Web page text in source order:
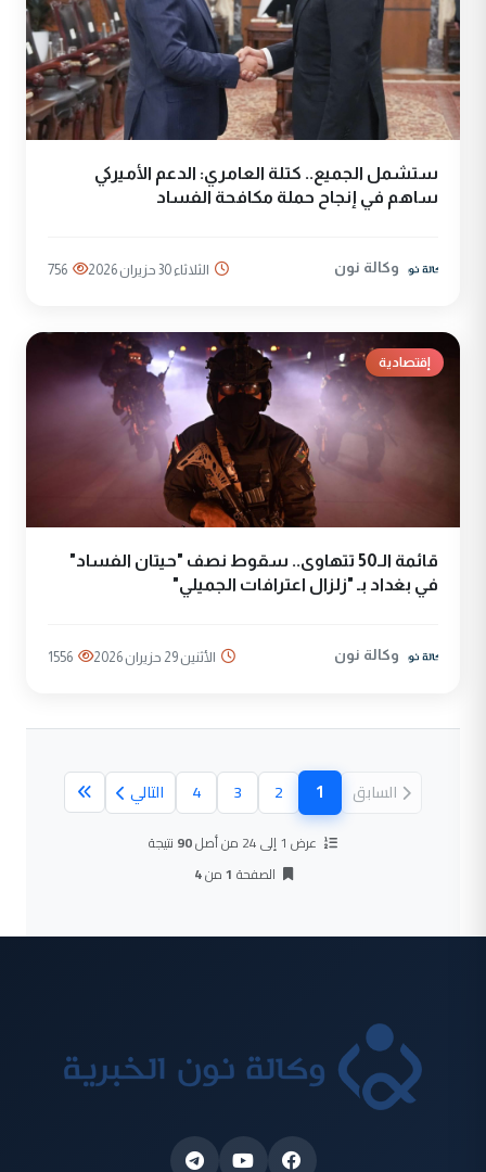
ستشمل الجميع.. كتلة العامري: الدعم الأميركي
ساهم في إنجاح حملة مكافحة الفساد
وكالة نون الثلاثاء 30 حزيران 2026 756
إقتصادية
قائمة الـ50 تتهاوى.. سقوط نصف "حيتان الفساد"
في بغداد بـ "زلزال اعترافات الجميلي"
وكالة نون الأثنين 29 حزيران 2026 1556
السابق 1
(الصفحة الحالية)
2
3
4 التالي
عرض 1 إلى 24 من أصل 90 نتيجة
الصفحة 1من4